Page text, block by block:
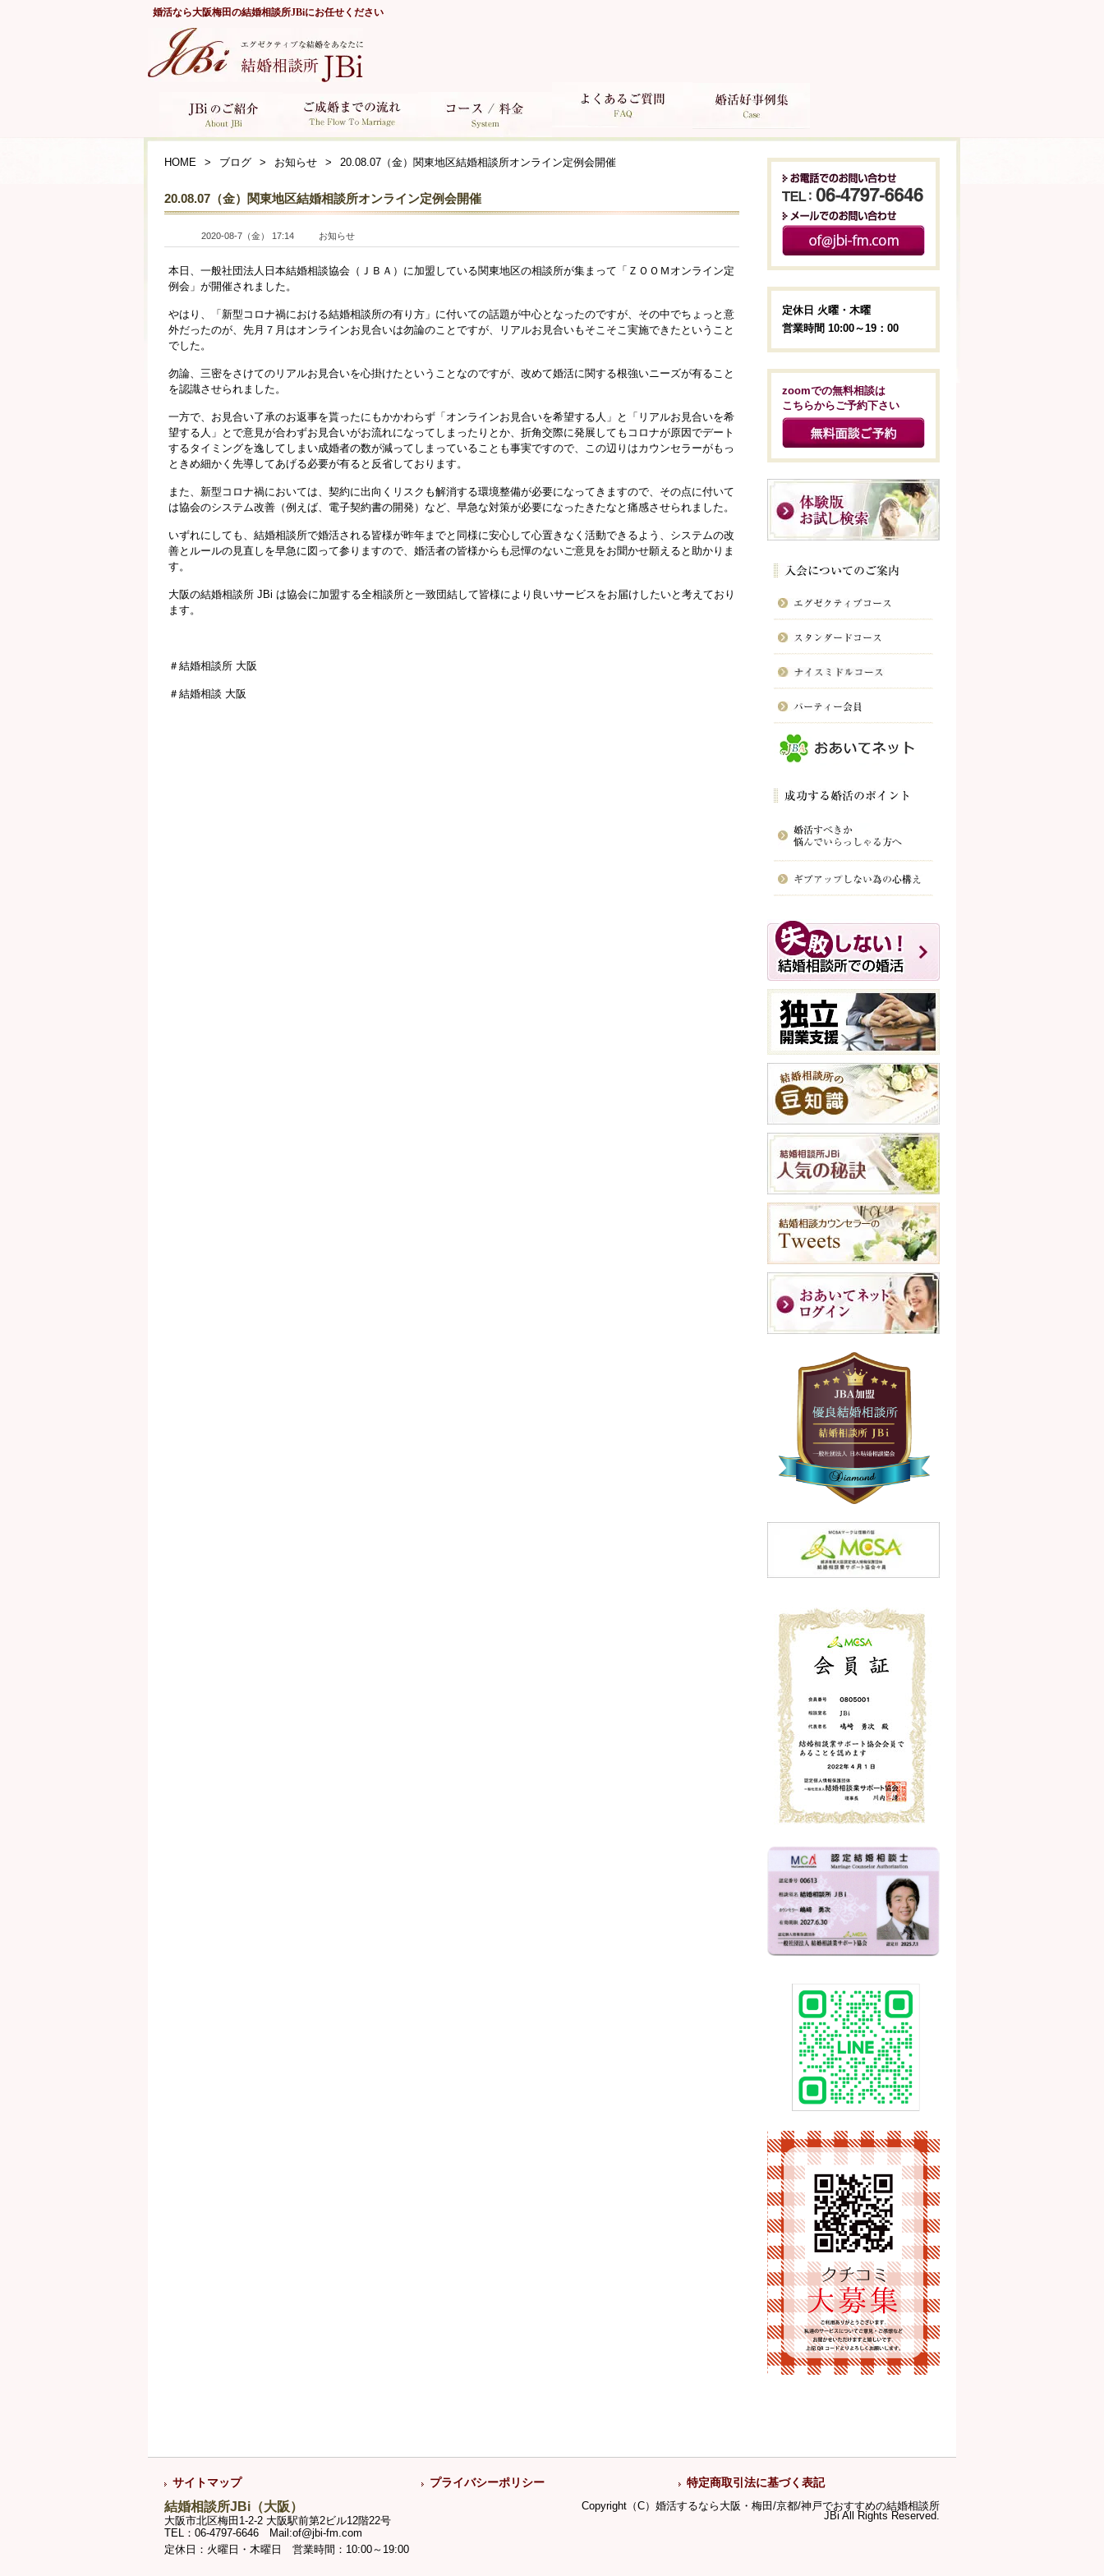
婚活なら大阪梅田の結婚相談所JBiにお任せください
HOME ブログ お知らせ 20.08.07（金）関東地区結婚相談所オンライン定例会開催
20.08.07（金）関東地区結婚相談所オンライン定例会開催
2020-08-7（金） 17:14 お知らせ
本日、一般社団法人日本結婚相談協会（ＪＢＡ）に加盟している関東地区の相談所が集まって「ＺＯＯＭオンライン定
例会」が開催されました。
やはり、「新型コロナ禍における結婚相談所の有り方」に付いての話題が中心となったのですが、その中でちょっと意
外だったのが、先月７月はオンラインお見合いは勿論のことですが、リアルお見合いもそこそこ実施できたということ
でした。
勿論、三密をさけてのリアルお見合いを心掛けたということなのですが、改めて婚活に関する根強いニーズが有ること
を認識させられました。
一方で、お見合い了承のお返事を貰ったにもかかわらず「オンラインお見合いを希望する人」と「リアルお見合いを希
望する人」とで意見が合わずお見合いがお流れになってしまったりとか、折角交際に発展してもコロナが原因でデート
するタイミングを逸してしまい成婚者の数が減ってしまっていることも事実ですので、この辺りはカウンセラーがもっ
ときめ細かく先導してあげる必要が有ると反省しております。
また、新型コロナ禍においては、契約に出向くリスクも解消する環境整備が必要になってきますので、その点に付いて
は協会のシステム改善（例えば、電子契約書の開発）など、早急な対策が必要になったきたなと痛感させられました。
いずれにしても、結婚相談所で婚活される皆様が昨年までと同様に安心して心置きなく活動できるよう、システムの改
善とルールの見直しを早急に図って参りますので、婚活者の皆様からも忌憚のないご意見をお聞かせ願えると助かりま
す。
大阪の結婚相談所 JBi は協会に加盟する全相談所と一致団結して皆様により良いサービスをお届けしたいと考えており
ます。
＃結婚相談所 大阪
＃結婚相談 大阪
定休日 火曜・木曜
営業時間 10:00～19：00
zoomでの無料相談は
こちらからご予約下さい
サイトマップ プライバシーポリシー 特定商取引法に基づく表記
結婚相談所JBi（大阪）
大阪市北区梅田1-2-2 大阪駅前第2ビル12階22号
TEL：06-4797-6646 Mail:of@jbi-fm.com
定休日：火曜日・木曜日 営業時間：10:00～19:00
Copyright（C）婚活するなら大阪・梅田/京都/神戸でおすすめの結婚相談所
JBi All Rights Reserved.